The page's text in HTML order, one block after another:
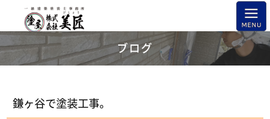
ブログ
鎌ヶ谷で塗装工事。